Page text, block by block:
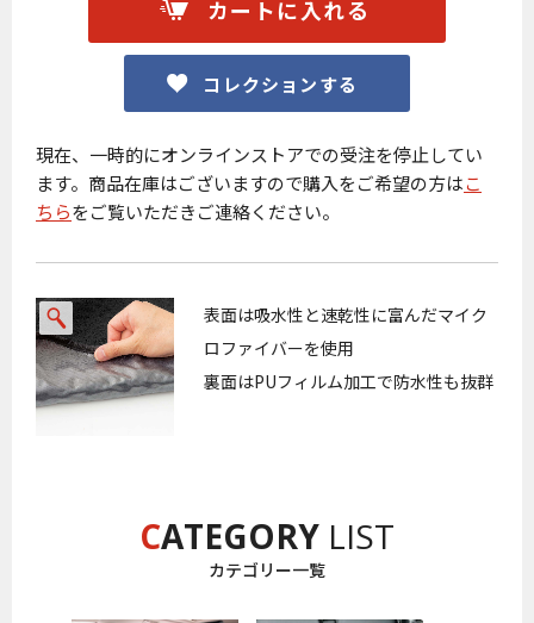
カートに入れる
コレクションする
現在、一時的にオンラインストアでの受注を停止してい
ます。商品在庫はございますので購入をご希望の方はこ
ちらをご覧いただきご連絡ください。
表面は吸水性と速乾性に富んだマイク
ロファイバーを使用
裏面はPUフィルム加工で防水性も抜群
CATEGORY LIST
カテゴリー一覧